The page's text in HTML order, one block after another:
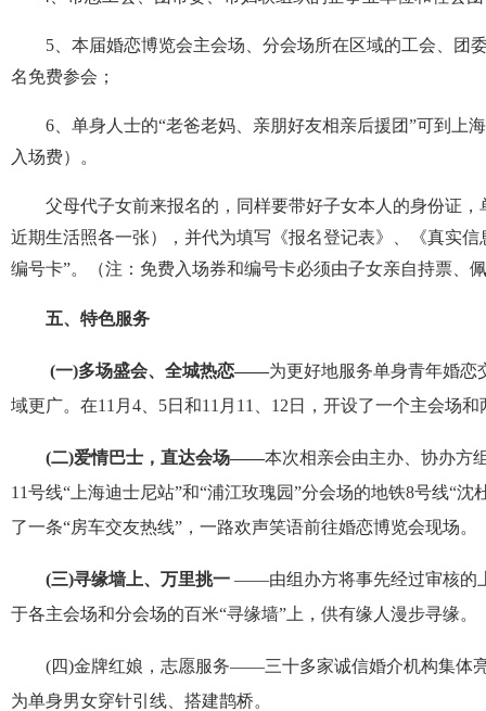
5 、本届婚恋博览会主会场、分会场所在区域的工会、
名免费参会；
6 、单身人士的“老爸老妈、亲朋好友相亲后援团”可到
入场费）。
父母代子女前来报名的，同样要带好子女本人的身份证
近期生活照各一张），并代为填写《报名登记表》、《真实
编号卡”。（注：免费入场券和编号卡必须由子女亲自持票、
五、特色服务
(一)多场盛会、全城热恋——为更好地服务单身青年婚恋
域更广。在11 月 4 5日和11 月 11 12 日，开设了一个主会场
(二)爱情巴士，直达会场——本次相亲会由主办、协办方
11号线“上海迪士尼站”和“浦江玫瑰园”分会场的地铁8号线“沈
了一条“房车交友热线”，一路欢声笑语前往婚恋博览会现场。
(三)寻缘墙上、万里挑一——由组办方将事先经过审核的
于各主会场和分会场的百米“寻缘墙”上，供有缘人漫步寻缘。
(四)金牌红娘，志愿服务——三十多家诚信婚介机构集体
为单身男女穿针引线、搭建鹊桥。